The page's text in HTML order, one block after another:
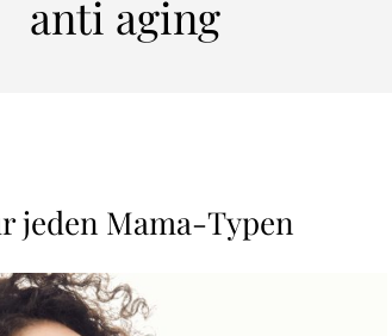
anti aging
jeden Mama-Typen